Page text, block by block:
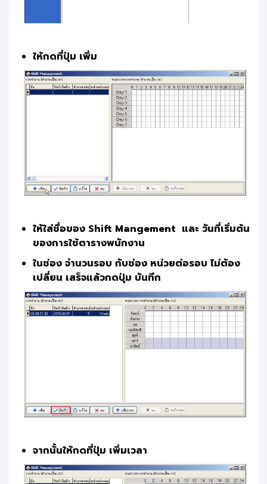
ให้กดที่ปุ่ม เพิ่ม
ให้ใส่ชื่อของ Shift Mangement และ วันที่เริ่มต้น
ของการใช้ตารางพนักงาน
ในช่อง จำนวนรอบ กับช่อง หน่วยต่อรอบ ไม่ต้อง
เปลี่ยน เสร็จแล้วกดปุ่ม บันทึก
จากนั้นให้กดที่ปุ่ม เพิ่มเวลา